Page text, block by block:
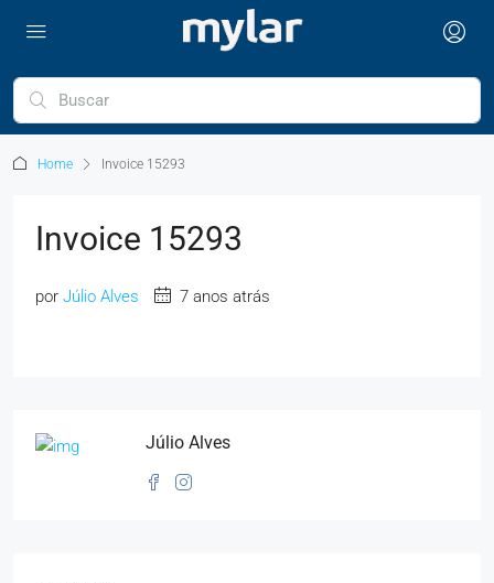
Home Invoice 15293
Invoice 15293
por Júlio Alves 7 anos atrás
Júlio Alves